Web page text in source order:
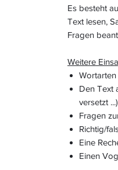
Es besteht
Text lesen,
Fragen
Weitere
Wortarten
Den Text
versetzt
Fragen
Richtig/
Eine
Einen